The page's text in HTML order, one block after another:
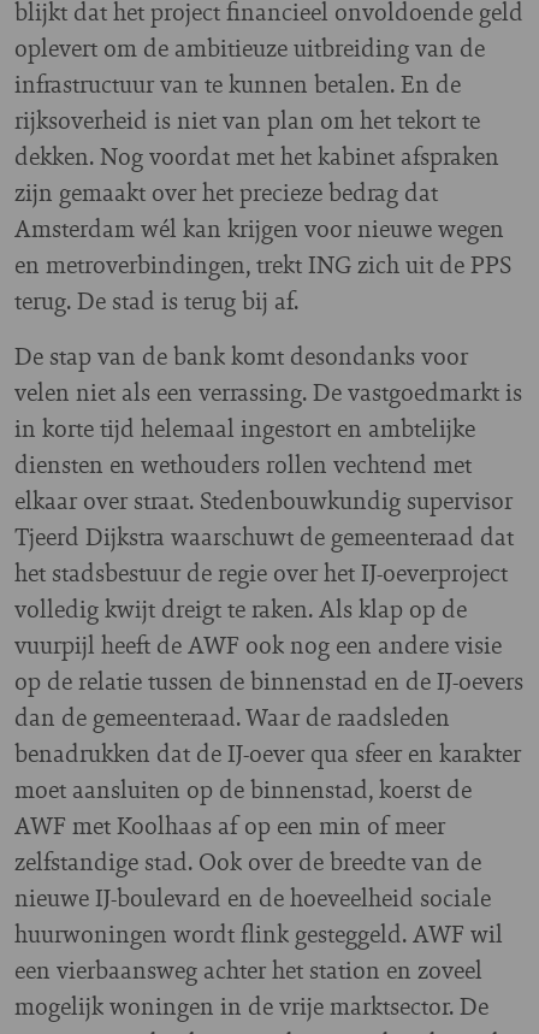
blijkt dat het project financieel onvoldoende geld
oplevert om de ambitieuze uitbreiding van de
infrastructuur van te kunnen betalen. En de
rijksoverheid is niet van plan om het tekort te
dekken. Nog voordat met het kabinet afspraken
zijn gemaakt over het precieze bedrag dat
Amsterdam wél kan krijgen voor nieuwe wegen
en metroverbindingen, trekt ING zich uit de PPS
terug. De stad is terug bij af.
De stap van de bank komt desondanks voor
velen niet als een verrassing. De vastgoedmarkt is
in korte tijd helemaal ingestort en ambtelijke
diensten en wethouders rollen vechtend met
elkaar over straat. Stedenbouwkundig supervisor
Tjeerd Dijkstra waarschuwt de gemeenteraad dat
het stadsbestuur de regie over het IJ-oeverproject
volledig kwijt dreigt te raken. Als klap op de
vuurpijl heeft de AWF ook nog een andere visie
op de relatie tussen de binnenstad en de IJ-oevers
dan de gemeenteraad. Waar de raadsleden
benadrukken dat de IJ-oever qua sfeer en karakter
moet aansluiten op de binnenstad, koerst de
AWF met Koolhaas af op een min of meer
zelfstandige stad. Ook over de breedte van de
nieuwe IJ-boulevard en de hoeveelheid sociale
huurwoningen wordt flink gesteggeld. AWF wil
een vierbaansweg achter het station en zoveel
mogelijk woningen in de vrije marktsector. De